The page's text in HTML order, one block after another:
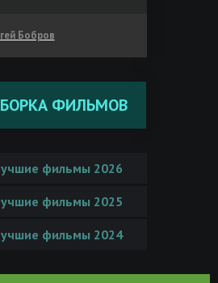
Бобров
ФИЛЬМОВ
фильмы 2026
фильмы 2025
фильмы 2024